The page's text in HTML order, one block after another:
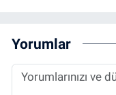
Yorumlar